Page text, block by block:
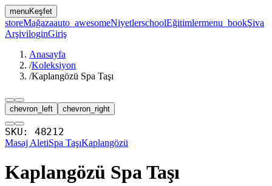
menuKeşfet
storeMağazaauto_awesomeNiyetlerschoolEğitimlermenu_bookŞiva
ArşiviloginGiriş
Anasayfa
/Koleksiyon
/Kaplangözü Spa Taşı
chevron_left chevron_right
SKU: 48212
Masaj AletiSpa TaşıKaplangözü
Kaplangözü Spa Taşı